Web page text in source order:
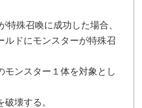
特殊召喚に成功した場合、
ルドにモンスターが特殊召
モンスター１体を対象とし
壊する。